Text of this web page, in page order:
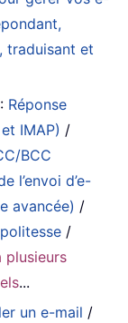
traduisant et
: Réponse
IMAP) /
BCC
l’envoi d’e-
avancée) /
/
plusieurs
...
un e-mail /